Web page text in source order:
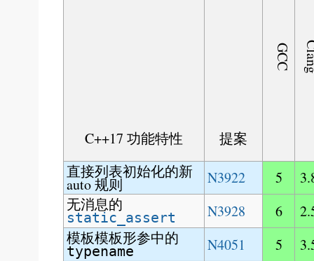
C++17 功能特性 提案
GCC
直接列表初始化的新
auto 规则 N3922 5
无消息的
static_assert N3928 6
模板模板形参中的
typename N4051 5